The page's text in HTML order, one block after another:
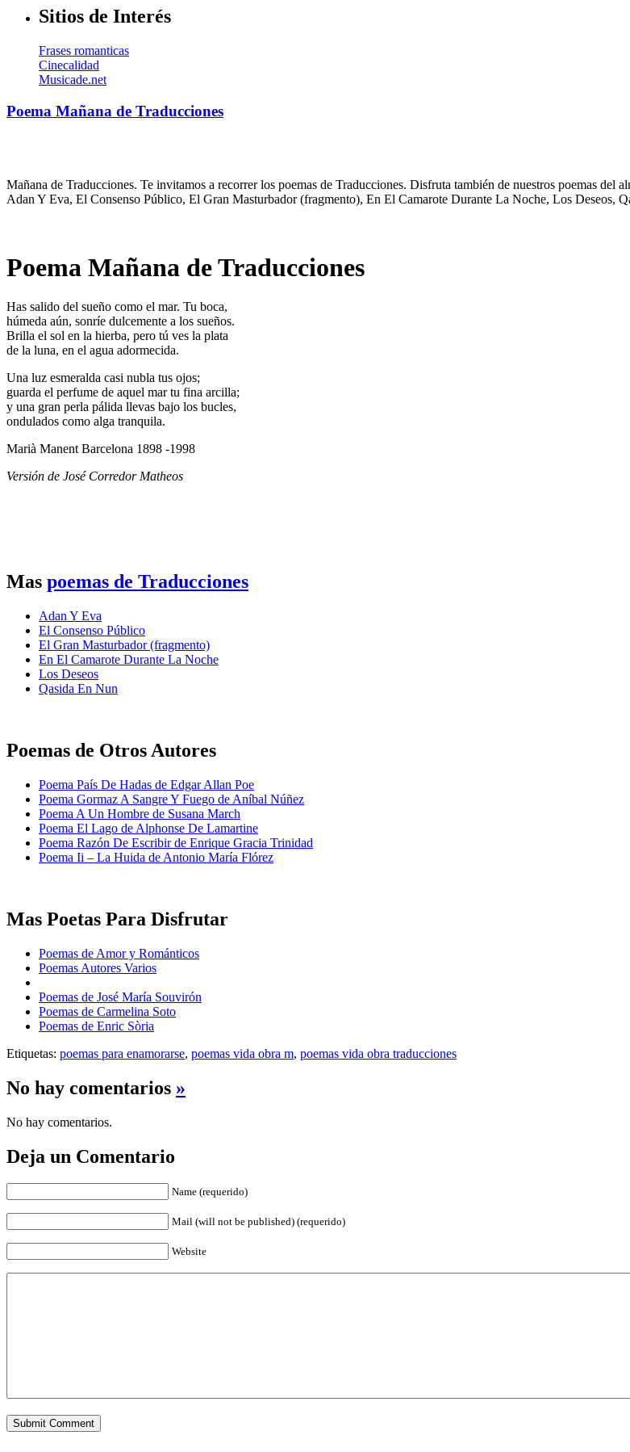
Sitios de Interés
Frases romanticas
Cinecalidad
Musicade.net
Poema Mañana de Traducciones
Mañana de Traducciones. Te invitamos a recorrer los poemas de Traducciones. Disfruta también de nuestros poemas del
Adan Y Eva, El Consenso Público, El Gran Masturbador (fragmento), En El Camarote Durante La Noche, Los Deseos,
Poema Mañana de Traducciones
Has salido del sueño como el mar. Tu boca,
húmeda aún, sonríe dulcemente a los sueños.
Brilla el sol en la hierba, pero tú ves la plata
de la luna, en el agua adormecida.
Una luz esmeralda casi nubla tus ojos;
guarda el perfume de aquel mar tu fina arcilla;
y una gran perla pálida llevas bajo los bucles,
ondulados como alga tranquila.
Marià Manent Barcelona 1898 -1998
Versión de José Corredor Matheos
Mas poemas de Traducciones
Adan Y Eva
El Consenso Público
El Gran Masturbador (fragmento)
En El Camarote Durante La Noche
Los Deseos
Qasida En Nun
Poemas de Otros Autores
Poema País De Hadas de Edgar Allan Poe
Poema Gormaz A Sangre Y Fuego de Aníbal Núñez
Poema A Un Hombre de Susana March
Poema El Lago de Alphonse De Lamartine
Poema Razón De Escribir de Enrique Gracia Trinidad
Poema Ii – La Huida de Antonio María Flórez
Mas Poetas Para Disfrutar
Poemas de Amor y Románticos
Poemas Autores Varios
Poemas de José María Souvirón
Poemas de Carmelina Soto
Poemas de Enric Sòria
Etiquetas: poemas para enamorarse, poemas vida obra m, poemas vida obra traducciones
No hay comentarios »
No hay comentarios.
Deja un Comentario
Name (requerido)
Mail (will not be published) (requerido)
Website